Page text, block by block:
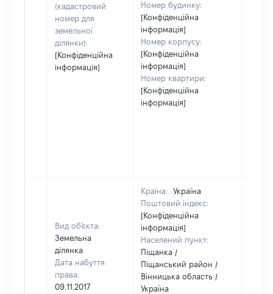
(кадастровий
номер для
земельної
ділянки):
[Конфіденційна
інформація]
Номер будинку:
[Конфіденційна
інформація]
Номер корпусу:
[Конфіденційна
інформація]
Номер квартири:
[Конфіденційна
інформація]
Вид об'єкта:
Земельна
ділянка
Дата набуття
права:
09.11.2017
Країна:
Україна
Поштовий індекс:
[Конфіденційна
інформація]
Населений пункт:
Піщанка /
Піщанський район /
Вінницька область /
Україна